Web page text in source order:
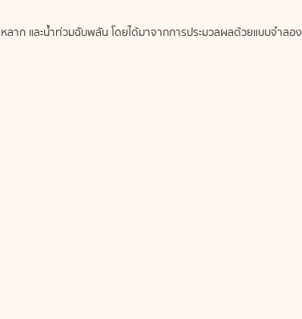
าก และน้ำท่วมฉับพลัน โดยได้มาจากการประมวลผลด้วยแบบจำลอง